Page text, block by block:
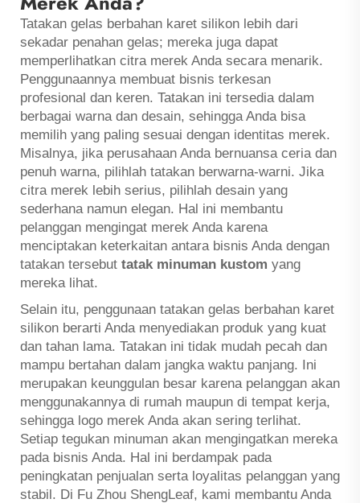
Tatakan gelas berbahan karet silikon lebih dari
sekadar penahan gelas; mereka juga dapat
memperlihatkan citra merek Anda secara menarik.
Penggunaannya membuat bisnis terkesan
profesional dan keren. Tatakan ini tersedia dalam
berbagai warna dan desain, sehingga Anda bisa
memilih yang paling sesuai dengan identitas merek.
Misalnya, jika perusahaan Anda bernuansa ceria dan
penuh warna, pilihlah tatakan berwarna-warni. Jika
citra merek lebih serius, pilihlah desain yang
sederhana namun elegan. Hal ini membantu
pelanggan mengingat merek Anda karena
menciptakan keterkaitan antara bisnis Anda dengan
tatakan tersebut tatak minuman kustom yang
mereka lihat.
Selain itu, penggunaan tatakan gelas berbahan karet
silikon berarti Anda menyediakan produk yang kuat
dan tahan lama. Tatakan ini tidak mudah pecah dan
mampu bertahan dalam jangka waktu panjang. Ini
merupakan keunggulan besar karena pelanggan akan
menggunakannya di rumah maupun di tempat kerja,
sehingga logo merek Anda akan sering terlihat.
Setiap tegukan minuman akan mengingatkan mereka
pada bisnis Anda. Hal ini berdampak pada
peningkatan penjualan serta loyalitas pelanggan yang
stabil. Di Fu Zhou ShengLeaf, kami membantu Anda